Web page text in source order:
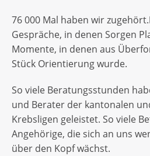
76 000 Mal haben wir zugehört.
Gespräche, in denen Sorgen
Momente, in denen aus
Stück Orientierung wurde.
So viele Beratungsstunden
und Berater der kantonalen
Krebsligen geleistet. So viele
Angehörige, die sich an uns
über den Kopf wächst.